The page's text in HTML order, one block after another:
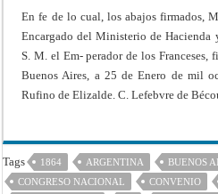
En fe de lo cual, los abajos firmados,
Encargado del Ministerio de
S. M. el Em- perador de los Franceses,
Buenos Aires, a 25 de Enero de mil
Rufino de Elizalde. C. Lefebvre de
Tags 1864 ARGENTINA BUENOS
CONGRESO NACIONAL
CONVENIO